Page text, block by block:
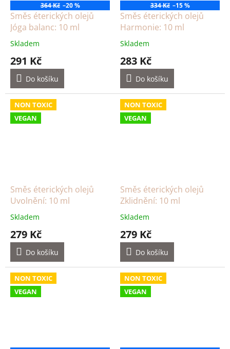
364 Kč –20 %
Směs éterických olejů
Jóga balanc: 10 ml
Skladem
291 Kč
Do košíku
334 Kč –15 %
Směs éterických olejů
Harmonie: 10 ml
Skladem
283 Kč
Do košíku
NON TOXIC
VEGAN
Směs éterických olejů
Uvolnění: 10 ml
Skladem
279 Kč
Do košíku
NON TOXIC
VEGAN
Směs éterických olejů
Zklidnění: 10 ml
Skladem
279 Kč
Do košíku
NON TOXIC
VEGAN
NON TOXIC
VEGAN